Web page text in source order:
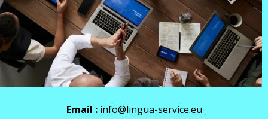
Email : info@lingua-service.eu